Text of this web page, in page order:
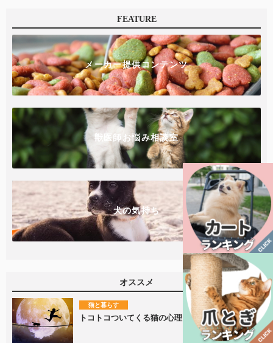
FEATURE
メーカー提供コンテンツ
獣医師お悩み相談室
犬の気持ち
オススメ
猫と暮らす
トコトコついてくる猫の心理とは？